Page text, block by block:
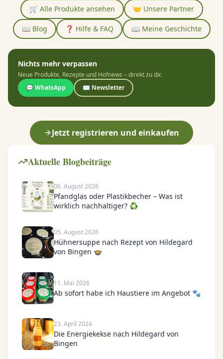
🛒 Alle Produkte ansehen 🤝 Unsere Partner
📖 Blog ❓ Hilfe & FAQ 📖 Meine Geschichte
Nichts mehr verpassen
Neue Produkte, Rezepte und Hofnews – direkt zu dir.
💬 WhatsApp
✉️ Newsletter
Jetzt registrieren und einkaufen
Aktuelle Blogbeiträge
06. August 2026
Pfandglas oder Plastikbecher – Was ist
wirklich nachhaltiger? ♻️
05. August 2026
Hühnersuppe nach Rezept von Hildegard
von Bingen 🍲
11. Mai 2026
Ab sofort habe ich Haustiere im Angebot 🐾
23. April 2024
Die Energiekekse nach Hildegard von
Bingen